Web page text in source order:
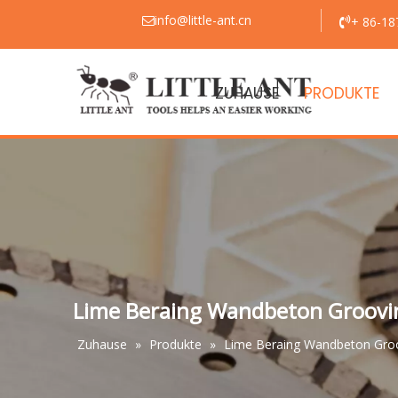
info@little-ant.cn + 86-
ZUHAUSE PRODUKTE
Lime Beraing Wandbeton
Zuhause » Produkte » Lime Beraing Wandbeton